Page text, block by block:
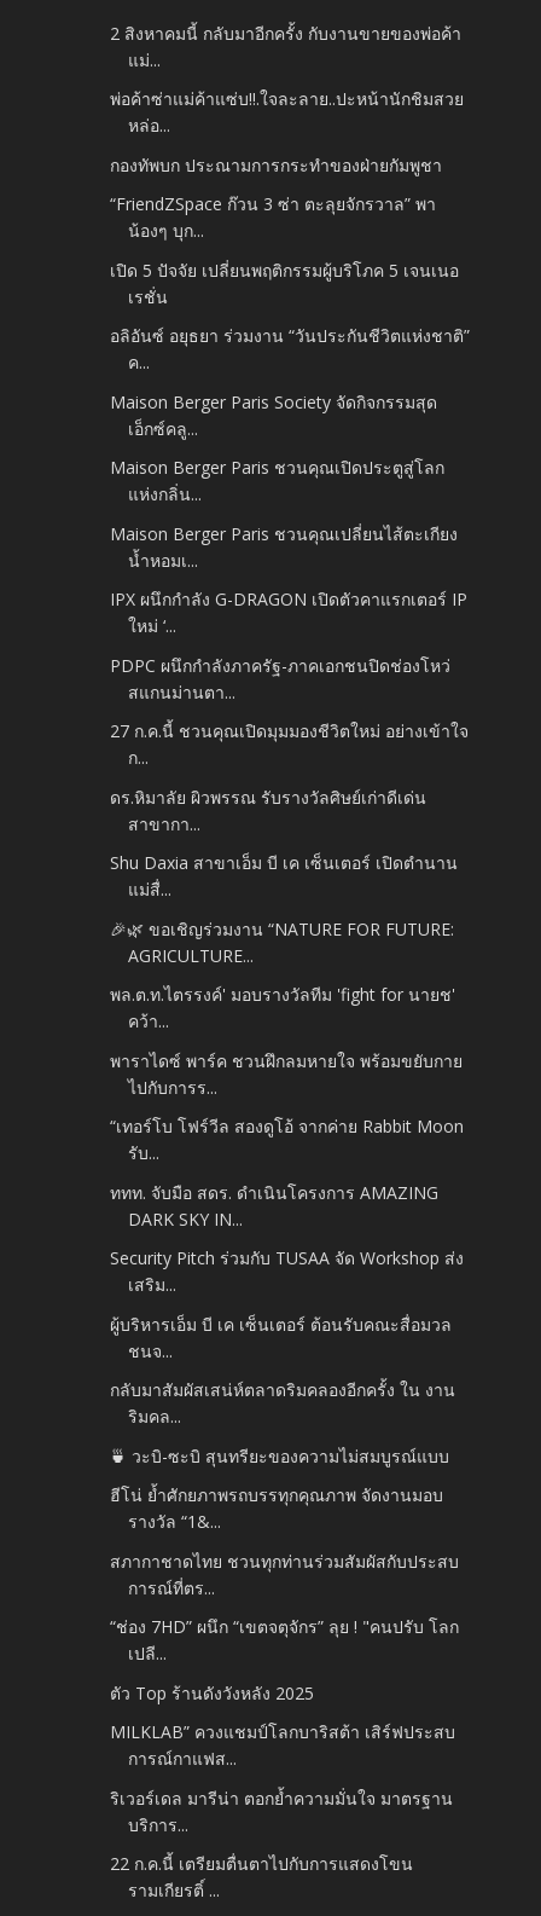
2 สิงหาคมนี้ กลับมาอีกครั้ง กับงานขายของพ่อค้า
แม่...
พ่อค้าซ่าแม่ค้าแซ่บ!!.ใจละลาย..ปะหน้านักชิมสวย
หล่อ...
กองทัพบก ประณามการกระทำของฝ่ายกัมพูชา
“FriendZSpace ก๊วน 3 ซ่า ตะลุยจักรวาล” พา
น้องๆ บุก...
เปิด 5 ปัจจัย เปลี่ยนพฤติกรรมผู้บริโภค 5 เจนเนอ
เรชั่น
อลิอันซ์ อยุธยา ร่วมงาน “วันประกันชีวิตแห่งชาติ”
ค...
Maison Berger Paris Society จัดกิจกรรมสุด
เอ็กซ์คลู...
Maison Berger Paris ชวนคุณเปิดประตูสู่โลก
แห่งกลิ่น...
Maison Berger Paris ชวนคุณเปลี่ยนไส้ตะเกียง
น้ำหอมเ...
IPX ผนึกกำลัง G-DRAGON เปิดตัวคาแรกเตอร์ IP
ใหม่ ‘...
PDPC ผนึกกำลังภาครัฐ-ภาคเอกชนปิดช่องโหว่
สแกนม่านตา...
27 ก.ค.นี้ ชวนคุณเปิดมุมมองชีวิตใหม่ อย่างเข้าใจ
ก...
ดร.หิมาลัย ผิวพรรณ รับรางวัลศิษย์เก่าดีเด่น
สาขากา...
Shu Daxia สาขาเอ็ม บี เค เซ็นเตอร์ เปิดตำนาน
แม่สื่...
🎉🌿 ขอเชิญร่วมงาน “NATURE FOR FUTURE:
AGRICULTURE...
พล.ต.ท.ไตรรงค์' มอบรางวัลทีม 'fight for นายช'
คว้า...
พาราไดซ์ พาร์ค ชวนฝึกลมหายใจ พร้อมขยับกาย
ไปกับการร...
“เทอร์โบ โฟร์วีล สองดูโอ้ จากค่าย Rabbit Moon
รับ...
ททท. จับมือ สดร. ดำเนินโครงการ AMAZING
DARK SKY IN...
Security Pitch ร่วมกับ TUSAA จัด Workshop ส่ง
เสริม...
ผู้บริหารเอ็ม บี เค เซ็นเตอร์ ต้อนรับคณะสื่อมวล
ชนจ...
กลับมาสัมผัสเสน่ห์ตลาดริมคลองอีกครั้ง ใน งาน
ริมคล...
🍵 วะบิ-ซะบิ สุนทรียะของความไม่สมบูรณ์แบบ
ฮีโน่ ย้ำศักยภาพรถบรรทุกคุณภาพ จัดงานมอบ
รางวัล “1&...
สภากาชาดไทย ชวนทุกท่านร่วมสัมผัสกับประสบ
การณ์ที่ตร...
“ช่อง 7HD” ผนึก “เขตจตุจักร” ลุย ! "คนปรับ โลก
เปลี...
ตัว Top ร้านดังวังหลัง 2025
MILKLAB” ควงแชมป์โลกบาริสต้า เสิร์ฟประสบ
การณ์กาแฟส...
ริเวอร์เดล มารีน่า ตอกย้ำความมั่นใจ มาตรฐาน
บริการ...
22 ก.ค.นี้ เตรียมตื่นตาไปกับการแสดงโขน
รามเกียรติ์ ...